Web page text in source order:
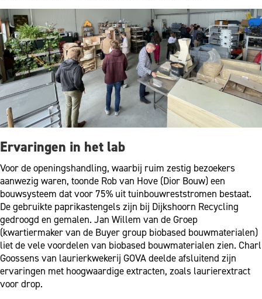
Ervaringen in het lab
Voor de openingshandling, waarbij ruim zestig bezoekers
aanwezig waren, toonde Rob van Hove (Dior Bouw) een
bouwsysteem dat voor 75% uit tuinbouwreststromen bestaat.
De gebruikte paprikastengels zijn bij Dijkshoorn Recycling
gedroogd en gemalen. Jan Willem van de Groep
(kwartiermaker van de Buyer group biobased bouwmaterialen)
liet de vele voordelen van biobased bouwmaterialen zien. Charl
Goossens van laurierkwekerij GOVA deelde afsluitend zijn
ervaringen met hoogwaardige extracten, zoals laurierextract
voor drop.